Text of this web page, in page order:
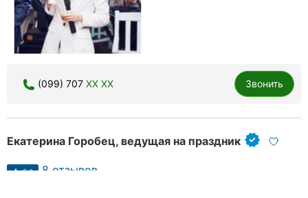
(099) 707 XX XX Звонить
Екатерина Горобец, ведущая на праздник
5.0 8 отзывов